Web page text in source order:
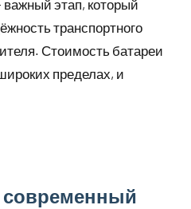
этап, который
транспортного
Стоимость батареи
пределах, и